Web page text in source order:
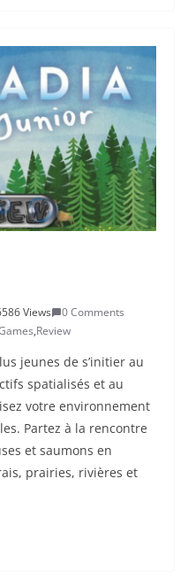
Views
0 Comments
,Review
jeunes de s’initier au
spatialisés et au
votre environnement
Partez à la rencontre
et saumons en
prairies, rivières et